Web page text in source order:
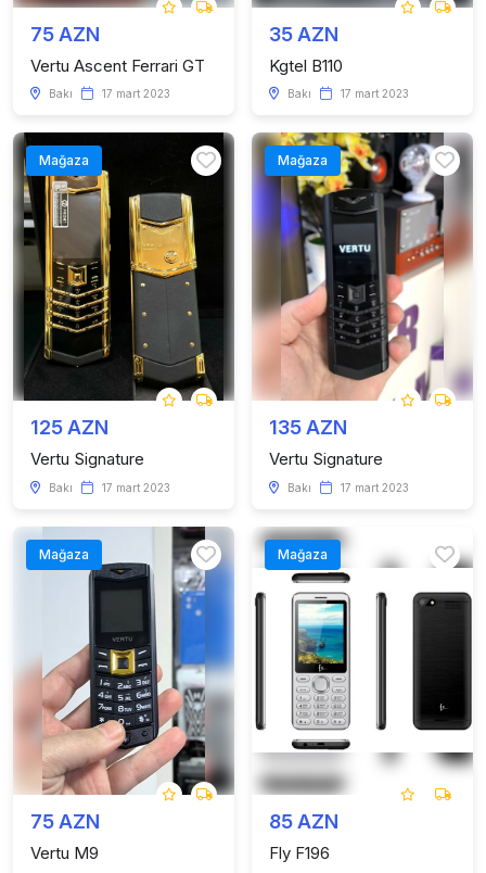
75 AZN
Vertu Ascent Ferrari GT
Bakı 17 mart 2023
35 AZN
Kgtel B110
Bakı 17 mart 2023
Mağaza
125 AZN
Vertu Signature
Bakı 17 mart 2023
Mağaza
135 AZN
Vertu Signature
Bakı 17 mart 2023
Mağaza
75 AZN
Vertu M9
Mağaza
85 AZN
Fly F196